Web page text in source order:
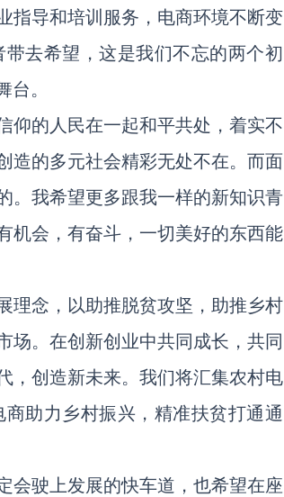
指导和培训服务，电商环境不断变
去希望，这是我们不忘的两个初
。
仰的人民在一起和平共处，着实不
造的多元社会精彩无处不在。而面
。我希望更多跟我一样的新知识青
机会，有奋斗，一切美好的东西能
理念，以助推脱贫攻坚，助推乡村
场。在创新创业中共同成长，共同
，创造新未来。我们将汇集农村电
助力乡村振兴，精准扶贫打通通
会驶上发展的快车道，也希望在座